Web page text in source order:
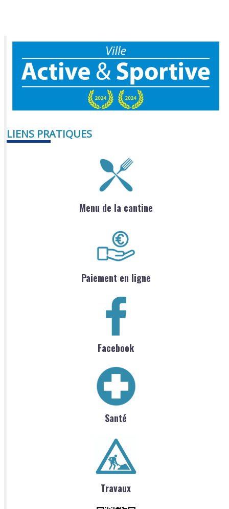
LIENS PRATIQUES
Menu de la cantine
Paiement en ligne
Facebook
Santé
Travaux